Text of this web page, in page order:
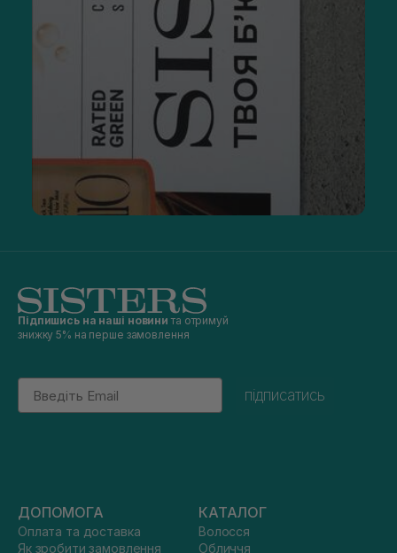
Підпишись на наші новини та отримуй
знижку 5% на перше замовлення
Email
підписатись
ДОПОМОГА
Оплата та доставка
Як зробити замовлення
КАТАЛОГ
Волосся
Обличчя